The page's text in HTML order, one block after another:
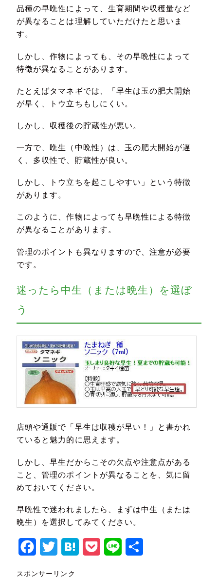
品種の早晩性によって、生育期間や収穫量など
が異なることは理解していただけたと思いま
す。
しかし、作物によっても、その早晩性によって
特徴が異なることがあります。
たとえばタマネギでは、「早生は玉の肥大開始
が早く、トウ立ちもしにくい。
しかし、収穫後の貯蔵性が悪い。
一方で、晩生（中晩性）は、玉の肥大開始が遅
く、多収性で、貯蔵性が良い。
しかし、トウ立ちを起こしやすい」という特徴
があります。
このように、作物によっても早晩性による特徴
が異なることがあります。
管理のポイントも異なりますので、注意が必要
です。
迷ったら中生（または晩生）を選ぼ
う
店頭や通販で「早生は収穫が早い！」と書かれ
ていると魅力的に思えます。
しかし、早生だからこその欠点や注意点がある
こと、管理のポイントが異なることを、気に留
めておいてください。
早晩性で迷われましたら、まずは中生（または
晩生）を選択してみてください。
Facebook
Twitter HatenaPocket Line
スポンサーリンク